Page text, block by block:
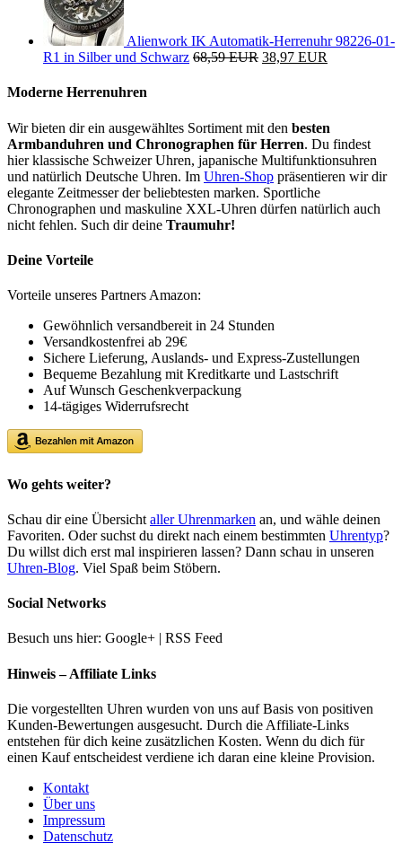
Alienwork IK Automatik-Herrenuhr 98226-01-
R1 in Silber und Schwarz 68,59 EUR 38,97 EUR
Moderne Herrenuhren
Wir bieten dir ein ausgewähltes Sortiment mit den besten
Armbanduhren und Chronographen für Herren. Du findest
hier klassische Schweizer Uhren, japanische Multifunktionsuhren
und natürlich Deutsche Uhren. Im Uhren-Shop präsentieren wir dir
elegante Zeitmesser der beliebtesten marken. Sportliche
Chronographen und maskuline XXL-Uhren dürfen natürlich auch
nicht fehlen. Such dir deine Traumuhr!
Deine Vorteile
Vorteile unseres Partners Amazon:
Gewöhnlich versandbereit in 24 Stunden
Versandkostenfrei ab 29€
Sichere Lieferung, Auslands- und Express-Zustellungen
Bequeme Bezahlung mit Kreditkarte und Lastschrift
Auf Wunsch Geschenkverpackung
14-tägiges Widerrufsrecht
Wo gehts weiter?
Schau dir eine Übersicht aller Uhrenmarken an, und wähle deinen
Favoriten. Oder suchst du direkt nach einem bestimmten Uhrentyp?
Du willst dich erst mal inspirieren lassen? Dann schau in unseren
Uhren-Blog. Viel Spaß beim Stöbern.
Social Networks
Besuch uns hier: Google+ | RSS Feed
Hinweis – Affiliate Links
Die vorgestellten Uhren wurden von uns auf Basis von positiven
Kunden-Bewertungen ausgesucht. Durch die Affiliate-Links
entstehen für dich keine zusätzlichen Kosten. Wenn du dich für
einen Kauf entscheidest verdiene ich daran eine kleine Provision.
Kontakt
Über uns
Impressum
Datenschutz